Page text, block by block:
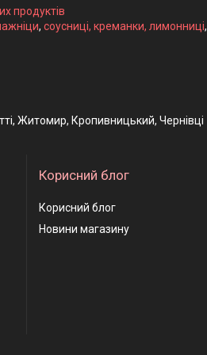
продуктів
, соусниці, креманки, лимонниці,
Житомир, Кропивницький, Чернівці
Корисний блог
Корисний блог
Новини магазину